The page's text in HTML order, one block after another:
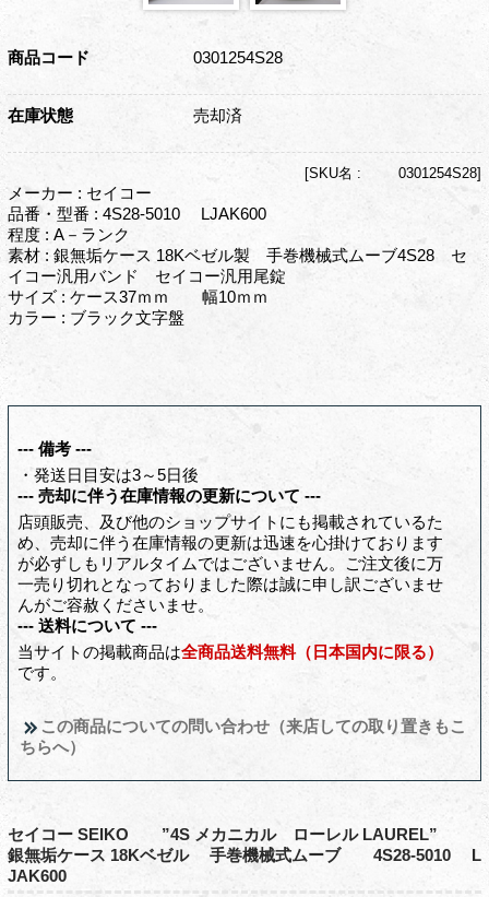
商品コード 0301254S28
在庫状態 売却済
[SKU名 : 0301254S28]
メーカー : セイコー
品番・型番 : 4S28-5010 LJAK600
程度 : A－ランク
素材 : 銀無垢ケース 18Kベゼル製 手巻機械式ムーブ4S28 セ
イコー汎用バンド セイコー汎用尾錠
サイズ : ケース37ｍｍ 幅10ｍｍ
カラー : ブラック文字盤
--- 備考 ---
・発送日目安は3～5日後
--- 売却に伴う在庫情報の更新について ---
店頭販売、及び他のショップサイトにも掲載されているた
め、売却に伴う在庫情報の更新は迅速を心掛けております
が必ずしもリアルタイムではございません。ご注文後に万
一売り切れとなっておりました際は誠に申し訳ございませ
んがご容赦くださいませ。
--- 送料について ---
当サイトの掲載商品は全商品送料無料（日本国内に限る）
です。
この商品についての問い合わせ（来店しての取り置きもこ
ちらへ）
セイコー SEIKO ”4S メカニカル ローレル LAUREL”
銀無垢ケース 18Kベゼル 手巻機械式ムーブ 4S28-5010 L
JAK600